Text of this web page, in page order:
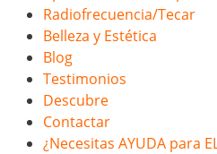
Radiofrecuencia/Tecar
Belleza y Estética
Blog
Testimonios
Descubre
Contactar
¿Necesitas AYUDA para